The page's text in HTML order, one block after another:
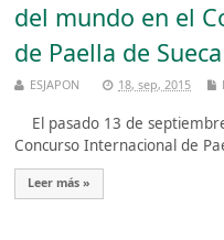
del mundo en el
de Paella de Sueca
ESJAPON 18, sep, 2015
El pasado 13 de
Concurso Internacional de
Leer más »